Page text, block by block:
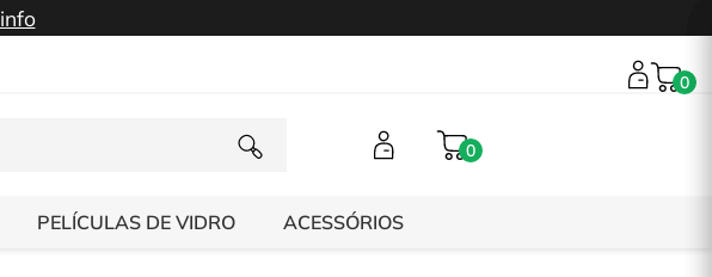
0
0
PELÍCULAS DE VIDRO ACESSÓRIOS